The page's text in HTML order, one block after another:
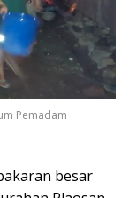
Pemadam
besar